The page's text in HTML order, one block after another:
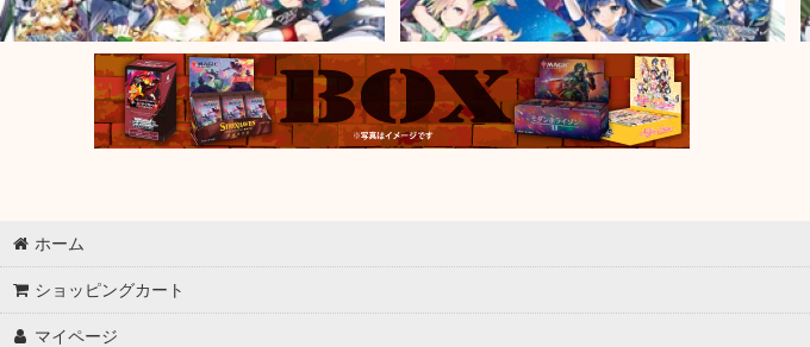
ホーム
ショッピングカート
マイページ